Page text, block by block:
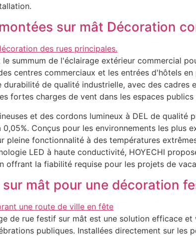
sur mât Décoration
le summum de l'éclairage extérieur commercial
centres commerciaux et les entrées d'hôtels
de qualité industrielle, avec des
fortes charges de vent dans les espaces publics
et des cordons lumineux à DEL de qualité
Conçus pour les environnements les plus
pleine fonctionnalité à des températures
LED à haute conductivité, HOYECHI
offrant la fiabilité requise pour les projets de
mât pour une décoration
de rue festif sur mât est une solution efficace
publiques. Installées directement sur